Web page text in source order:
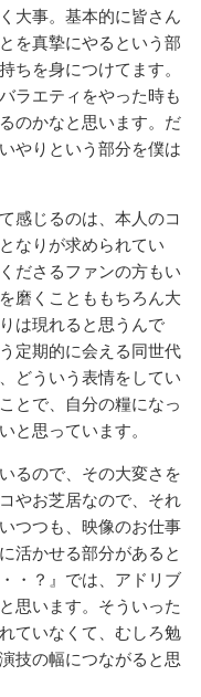
大事。基本的に皆さん
を真摯にやるという部
ちを身につけてます。
ラエティをやった時も
のかなと思います。だ
やりという部分を僕は
じるのは、本人のコ
なりが求められてい
ださるファンの方もい
磨くことももちろん大
は現れると思うんで
定期的に会える同世代
どういう表情をしてい
とで、自分の糧になっ
と思っています。
るので、その大変さを
やお芝居なので、それ
つつも、映像のお仕事
活かせる部分があると
・？』では、アドリブ
思います。そういった
ていなくて、むしろ勉
技の幅につながると思